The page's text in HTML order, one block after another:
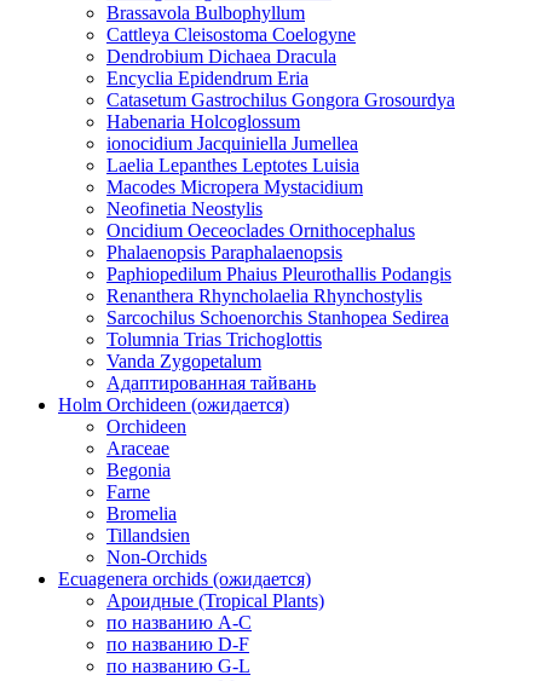
Brassavola Bulbophyllum
Cattleya Cleisostoma Coelogyne
Dendrobium Dichaea Dracula
Encyclia Epidendrum Eria
Catasetum Gastrochilus Gongora Grosourdya
Habenaria Holcoglossum
ionocidium Jacquiniella Jumellea
Laelia Lepanthes Leptotes Luisia
Macodes Micropera Mystacidium
Neofinetia Neostylis
Oncidium Oeceoclades Ornithocephalus
Phalaenopsis Paraphalaenopsis
Paphiopedilum Phaius Pleurothallis Podangis
Renanthera Rhyncholaelia Rhynchostylis
Sarcochilus Schoenorchis Stanhopea Sedirea
Tolumnia Trias Trichoglottis
Vanda Zygopetalum
Адаптированная тайвань
Holm Orchideen (ожидается)
Orchideen
Araceae
Begonia
Farne
Bromelia
Tillandsien
Non-Orchids
Ecuagenera orchids (ожидается)
Ароидные (Tropical Plants)
по названию A-C
по названию D-F
по названию G-L